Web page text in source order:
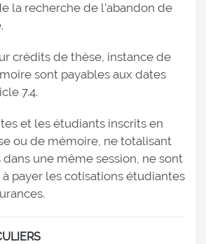
la recherche de l’abandon de
crédits de thèse, instance de
sont payables aux dates
7.4.
et les étudiants inscrits en
ou de mémoire, ne totalisant
une même session, ne sont
payer les cotisations étudiantes